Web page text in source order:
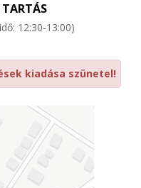
12:30-13:00)
kiadása szünetel!